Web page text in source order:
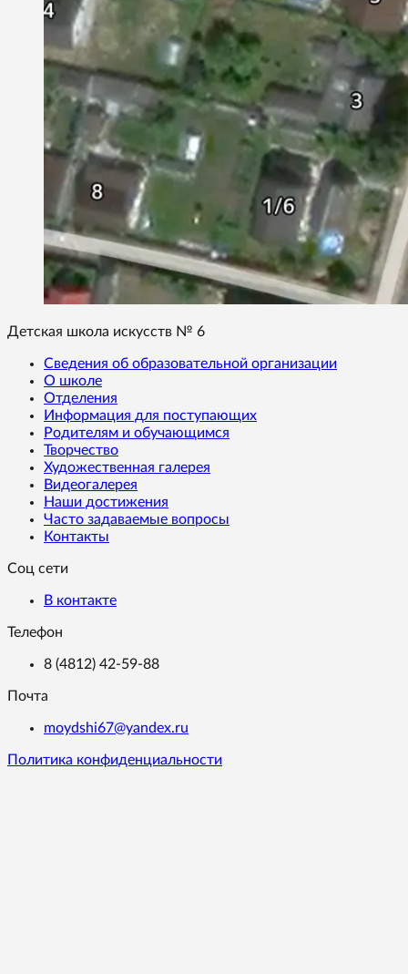
Детская школа искусств № 6
Сведения об образовательной организации
О школе
Отделения
Информация для поступающих
Родителям и обучающимся
Творчество
Художественная галерея
Видеогалерея
Наши достижения
Часто задаваемые вопросы
Контакты
Соц сети
В контакте
Телефон
8 (4812) 42-59-88
Почта
moydshi67@yandex.ru
Политика конфиденциальности